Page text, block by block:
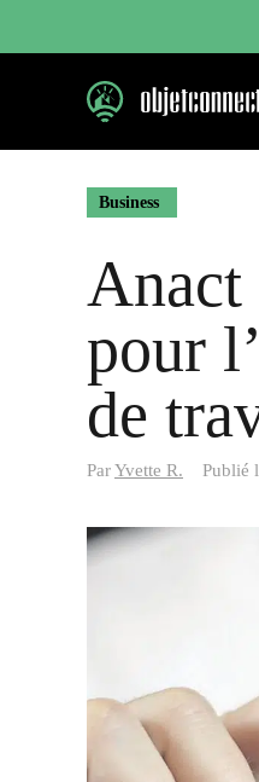
Business
Anact
pour
de
ParYvette R. Publié